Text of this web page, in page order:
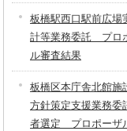
板橋駅西口駅前広場
計等業務委託 プロ
ル審査結果
板橋区本庁舎北館施
方針策定支援業務委
者選定 プロポーザ